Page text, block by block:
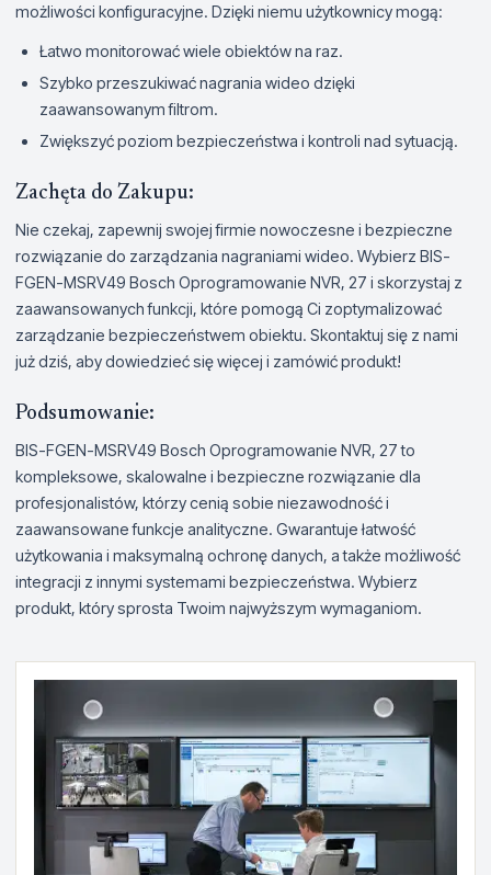
możliwości konfiguracyjne. Dzięki niemu użytkownicy mogą:
Łatwo monitorować wiele obiektów na raz.
Szybko przeszukiwać nagrania wideo dzięki
zaawansowanym filtrom.
Zwiększyć poziom bezpieczeństwa i kontroli nad sytuacją.
Zachęta do Zakupu:
Nie czekaj, zapewnij swojej firmie nowoczesne i bezpieczne
rozwiązanie do zarządzania nagraniami wideo. Wybierz BIS-
FGEN-MSRV49 Bosch Oprogramowanie NVR, 27 i skorzystaj z
zaawansowanych funkcji, które pomogą Ci zoptymalizować
zarządzanie bezpieczeństwem obiektu. Skontaktuj się z nami
już dziś, aby dowiedzieć się więcej i zamówić produkt!
Podsumowanie:
BIS-FGEN-MSRV49 Bosch Oprogramowanie NVR, 27 to
kompleksowe, skalowalne i bezpieczne rozwiązanie dla
profesjonalistów, którzy cenią sobie niezawodność i
zaawansowane funkcje analityczne. Gwarantuje łatwość
użytkowania i maksymalną ochronę danych, a także możliwość
integracji z innymi systemami bezpieczeństwa. Wybierz
produkt, który sprosta Twoim najwyższym wymaganiom.